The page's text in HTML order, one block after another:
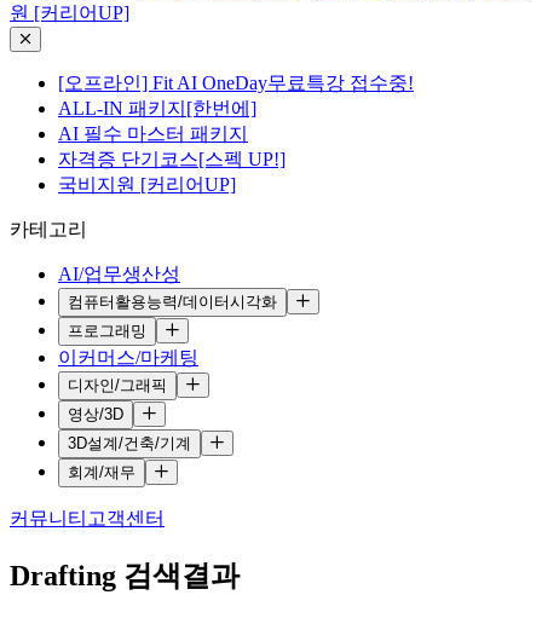
원 [커리어UP]
[오프라인] Fit AI OneDay무료특강 접수중!
ALL-IN 패키지[한번에]
AI 필수 마스터 패키지
자격증 단기코스[스펙 UP!]
국비지원 [커리어UP]
카테고리
AI/업무생산성
컴퓨터활용능력/데이터시각화
프로그래밍
이커머스/마케팅
디자인/그래픽
영상/3D
3D설계/건축/기계
회계/재무
커뮤니티 고객센터
Drafting 검색결과